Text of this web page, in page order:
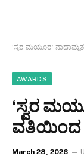
‘ಸ್ವರ ಮಯೂರ’
AWARDS
‘ಸ್ವರ
ವತಿಯಿಂದ
March 28, 2026